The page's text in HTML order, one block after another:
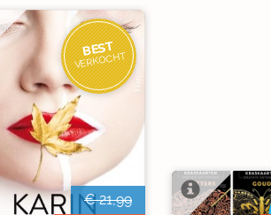
BEST
VERKOCHT
€ 21,99